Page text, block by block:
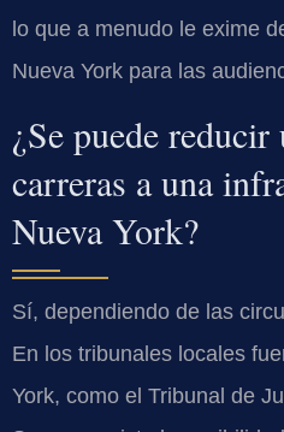
lo que a menudo le exime
Nueva York para las
¿Se puede
carreras a una
Nueva York?
Sí, dependiendo de las
En los tribunales locales
York, como el Tribunal de